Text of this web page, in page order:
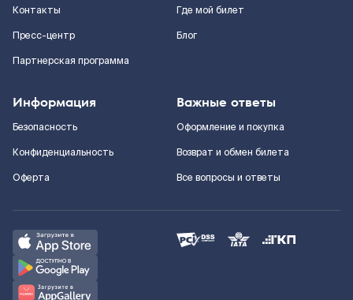
Контакты
Пресс-центр
Партнерская программа
Где мой билет
Блог
Информация
Безопасность
Конфиденциальность
Оферта
Важные ответы
Оформление и покупка
Возврат и обмен билета
Все вопросы и ответы